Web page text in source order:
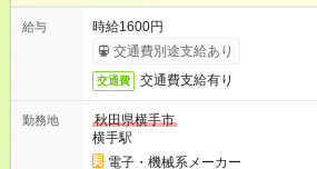
給与
時給1600円
交通費別途支給あり
交通費 交通費支給有り
勤務地
秋田県横手市
横手駅
電子・機械系メーカー